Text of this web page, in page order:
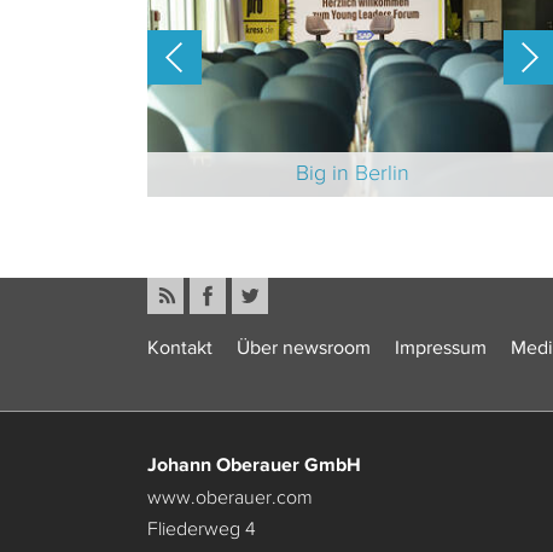
Big in Berlin
Kontakt Über newsroom Impressum
Johann Oberauer GmbH
www.oberauer.com
Fliederweg 4